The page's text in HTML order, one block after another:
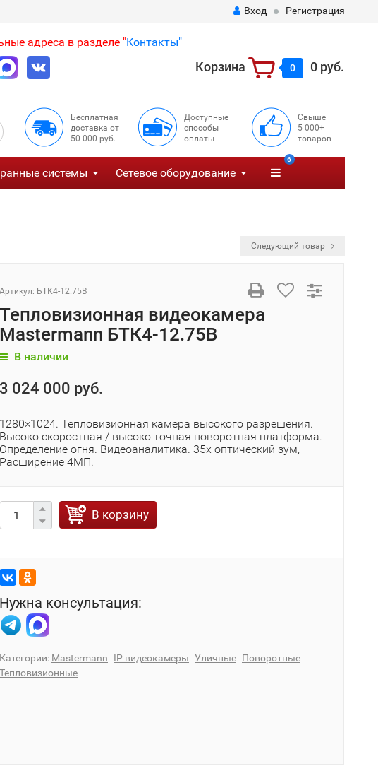
Вход Регистрация
адреса в разделе "Контакты"
Корзина 0 0 руб.
Бесплатная
доставка от
50 000 руб.
Доступные
способы
оплаты
Свыше
5 000+
товаров
системы Сетевое оборудование
6
Следующий товар
Артикул: БТК4-12.75В
Тепловизионная видеокамера
Mastermann БТК4-12.75В
В наличии
3 024 000 руб.
1280×1024. Тепловизионная камера высокого разрешения.
Высоко скоростная / высоко точная поворотная платформа.
Определение огня. Видеоаналитика. 35x оптический зум,
Расширение 4МП.
В корзину
Нужна консультация:
Категории: Mastermann IP видеокамеры Уличные Поворотные
Тепловизионные